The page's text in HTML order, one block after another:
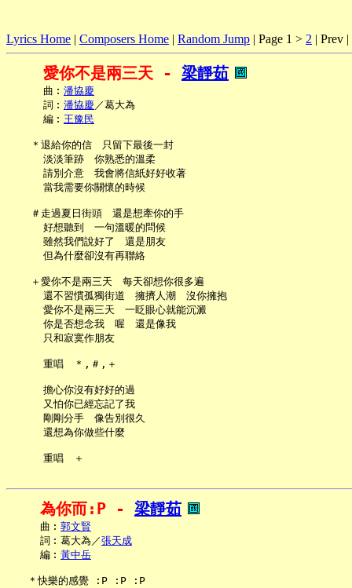
Lyrics Home | Composers Home | Random Jump | Page 1 > 2 | Prev |
愛你不是兩三天 - 梁靜茹
     曲︰
潘協慶
     詞︰
潘協慶 ／葛大為
     編︰
王豫民
   ＊退給你的信　只留下最後一封
     淡淡筆跡　你熟悉的溫柔
     請別介意　我會將信紙好好收著
     當我需要你關懷的時候
   ＃走過夏日街頭　還是想牽你的手
     好想聽到　一句溫暖的問候
     雖然我們說好了　還是朋友
     但為什麼卻沒有再聯絡
   ＋愛你不是兩三天　每天卻想你很多遍
     還不習慣孤獨街道　擁擠人潮　沒你擁抱
     愛你不是兩三天　一眨眼心就能沉澱
     你是否想念我　喔　還是像我
     只和寂寞作朋友
     重唱　＊,＃,＋
     擔心你沒有好好的過
     又怕你已經忘記了我
     剛剛分手　像告別很久
     還想為你做些什麼
為你而:P - 梁靜茹
     曲︰
郭文賢
     詞︰葛大為／
張天成
     編︰
黃中岳
   ＊快樂的感覺 :P :P :P